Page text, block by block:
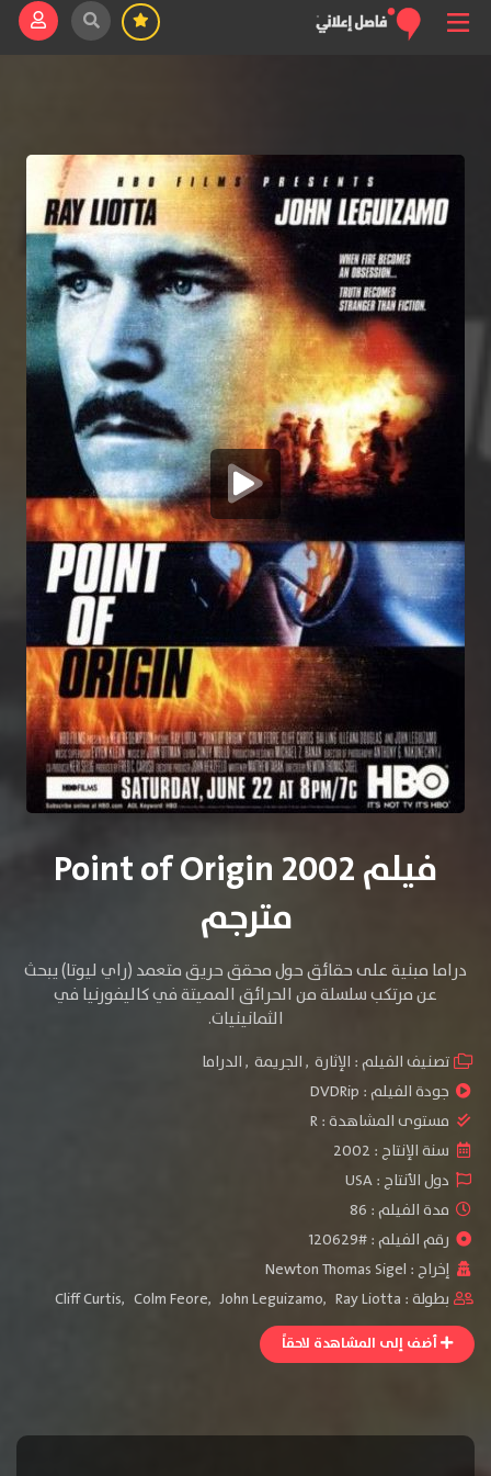
فيلم Point of Origin 2002
مترجم
دراما مبنية على حقائق حول محقق حريق متعمد (راي ليوتا) يبحث
عن مرتكب سلسلة من الحرائق المميتة في كاليفورنيا في
الثمانينيات.
تصنيف الفيلم : الإثارة ,الجريمة ,الدراما
جودة الفيلم : DVDRip
مستوى المشاهدة :R
سنة الإنتاج : 2002
دول الأنتاج :USA
مدة الفيلم : 86
رقم الفيلم : #120629
إخراج : Newton Thomas Sigel
بطولة :
Cliff Curtis, Colm Feore, John Leguizamo, Ray Liotta
أضف إلى المشاهدة لاحقاً